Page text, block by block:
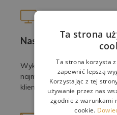
Nasze prace
Wykonujemy profesjonalne
najmniejsze detale, by
klientów.
Ta strona
Ta strona korzysta
zapewnić lepszą
Korzystając z tej
używanie przez nas
zgodnie z warunkami
cookie.